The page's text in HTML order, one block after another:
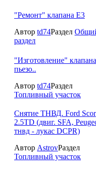
"Ремонт" клапана E3
Автор td74Раздел
раздел
"Изготовление" клапана
пьезо..
Автор td74Раздел
Топливный участок
Снятие ТНВД. Ford
2.5TD (двиг. SFA,
тнвд - лукас DCPR)
Автор AstrovРаздел
Топливный участок